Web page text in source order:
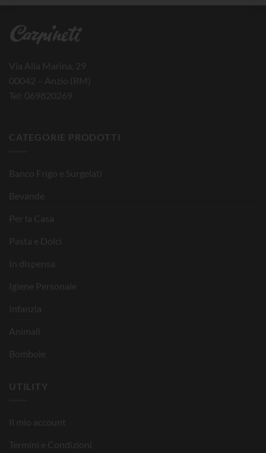
Via Alla Marina, 29
00042 – Anzio (RM)
Tel: 069820269
CATEGORIE PRODOTTI
Banco Frigo e Surgelati
Bevande
Per la Casa
Pasta e Dolci
In dispensa
Igiene Personale
Infanzia
Animali
Bombole
UTILITY
Il mio account
Termini e Condizioni